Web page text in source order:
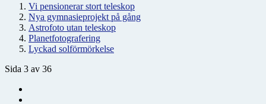
Vi pensionerar stort teleskop
Nya gymnasieprojekt på gång
Astrofoto utan teleskop
Planetfotografering
Lyckad solförmörkelse
Sida 3 av 36